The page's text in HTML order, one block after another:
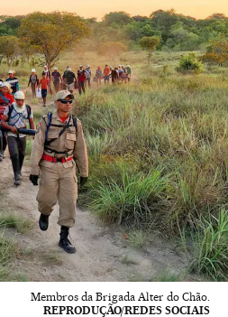
Membros da Brigada Alter do Chão.
REPRODUÇÃO/REDES SOCIAIS